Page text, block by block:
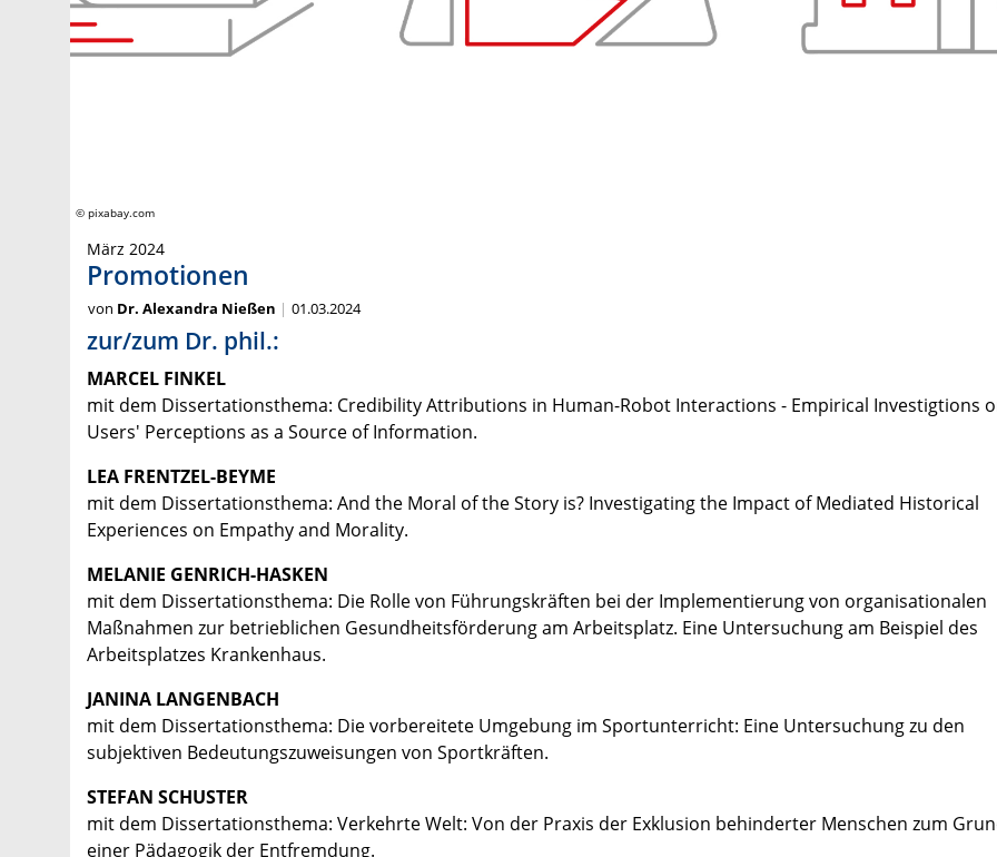
© pixabay.com
März 2024
Promotionen
von Dr. Alexandra Nießen 01.03.2024
zur/zum Dr. phil.:
MARCEL FINKEL
mit dem Dissertationsthema: Credibility Attributions in Human-Robot Interactions - Empirical Investigtions
Users' Perceptions as a Source of Information.
LEA FRENTZEL-BEYME
mit dem Dissertationsthema: And the Moral of the Story is? Investigating the Impact of Mediated Historical
Experiences on Empathy and Morality.
MELANIE GENRICH-HASKEN
mit dem Dissertationsthema: Die Rolle von Führungskräften bei der Implementierung von organisationalen
Maßnahmen zur betrieblichen Gesundheitsförderung am Arbeitsplatz. Eine Untersuchung am Beispiel des
Arbeitsplatzes Krankenhaus.
JANINA LANGENBACH
mit dem Dissertationsthema: Die vorbereitete Umgebung im Sportunterricht: Eine Untersuchung zu den
subjektiven Bedeutungszuweisungen von Sportkräften.
STEFAN SCHUSTER
mit dem Dissertationsthema: Verkehrte Welt: Von der Praxis der Exklusion behinderter Menschen zum
einer Pädagogik der Entfremdung.